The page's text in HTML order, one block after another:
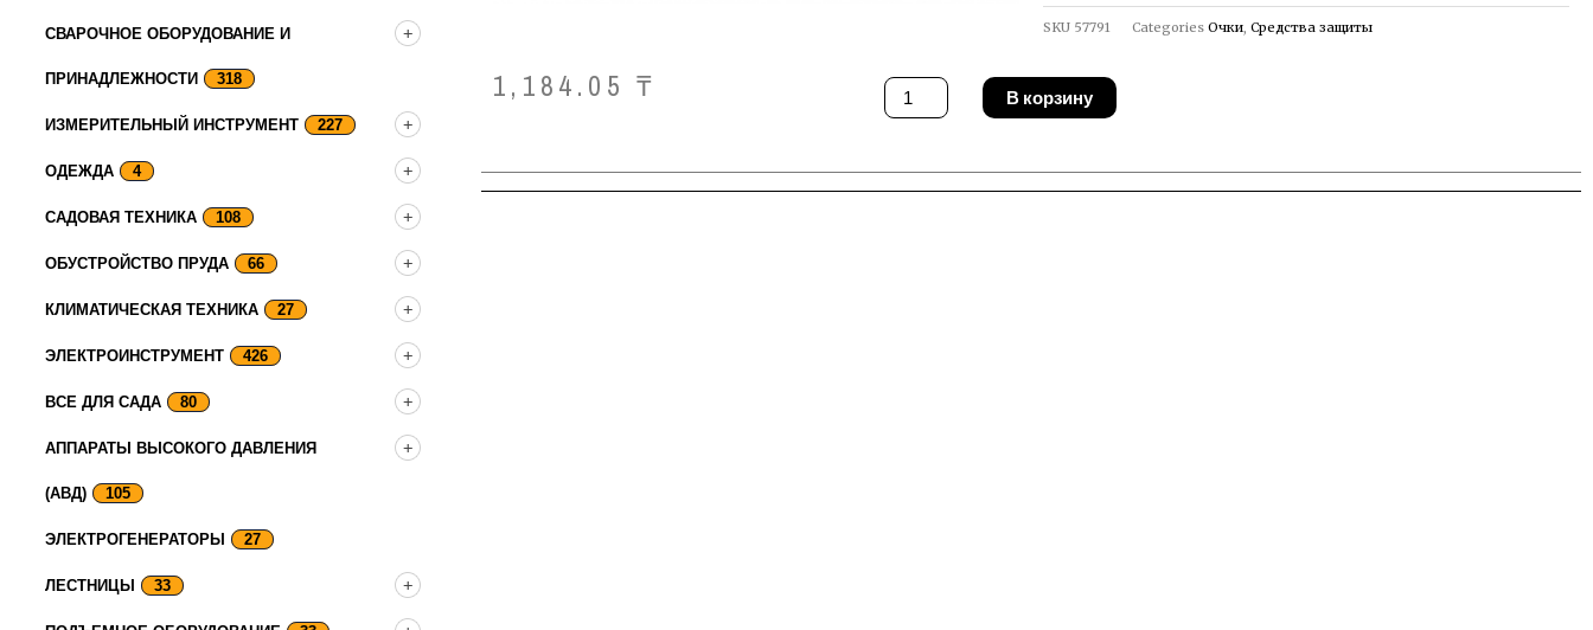
СВАРОЧНОЕ ОБОРУДОВАНИЕ И
ПРИНАДЛЕЖНОСТИ 318
ИЗМЕРИТЕЛЬНЫЙ ИНСТРУМЕНТ 227
ОДЕЖДА 4
САДОВАЯ ТЕХНИКА 108
ОБУСТРОЙСТВО ПРУДА 66
КЛИМАТИЧЕСКАЯ ТЕХНИКА 27
ЭЛЕКТРОИНСТРУМЕНТ 426
ВСЕ ДЛЯ САДА 80
АППАРАТЫ ВЫСОКОГО ДАВЛЕНИЯ
(АВД) 105
ЭЛЕКТРОГЕНЕРАТОРЫ 27
ЛЕСТНИЦЫ 33
SKU 57791 Categories Очки, Средства защиты
1,184.05₸
Количество
товара
Очки
21538
В корзину